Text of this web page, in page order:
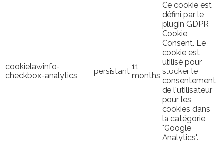
cookielawinfo-
checkbox-analytics
persistant
11
months
Ce cookie est
défini par le
plugin GDPR
Cookie
Consent. Le
cookie est
utilisé pour
stocker le
consentement
de l'utilisateur
pour les
cookies dans
la catégorie
"Google
Analytics".